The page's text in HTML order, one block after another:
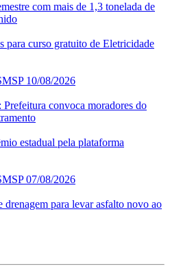
com mais de 1,3 tonelada de
para curso gratuito de Eletricidade
10/08/2026
convoca moradores do
estadual pela plataforma
07/08/2026
drenagem para levar asfalto novo ao